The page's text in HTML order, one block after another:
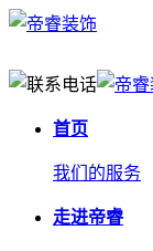
首页
我们的服务
走进帝睿